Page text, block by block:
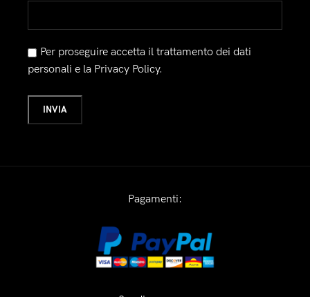
Per proseguire accetta il trattamento dei dati
personali e la Privacy Policy.
Pagamenti: